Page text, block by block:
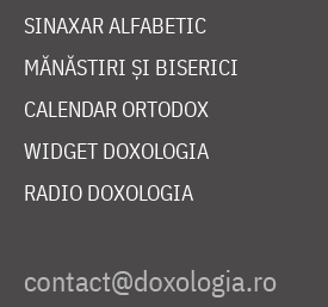
SINAXAR ALFABETIC
MĂNĂSTIRI ȘI BISERICI
CALENDAR ORTODOX
WIDGET DOXOLOGIA
RADIO DOXOLOGIA